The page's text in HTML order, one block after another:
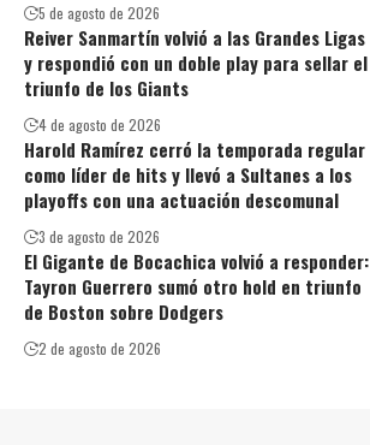
5 de agosto de 2026
Reiver Sanmartín volvió a las Grandes Ligas
y respondió con un doble play para sellar el
triunfo de los Giants
4 de agosto de 2026
Harold Ramírez cerró la temporada regular
como líder de hits y llevó a Sultanes a los
playoffs con una actuación descomunal
3 de agosto de 2026
El Gigante de Bocachica volvió a responder:
Tayron Guerrero sumó otro hold en triunfo
de Boston sobre Dodgers
2 de agosto de 2026